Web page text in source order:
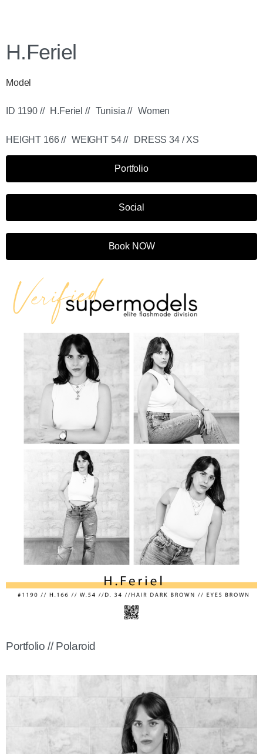
H.Feriel
Model
ID 1190 // H.Feriel // Tunisia // Women
HEIGHT 166 // WEIGHT 54 // DRESS 34 / XS
Portfolio
Social
Book NOW
Portfolio // Polaroid